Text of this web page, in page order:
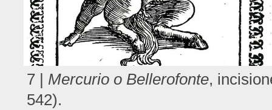
7 | Mercurio o Bellerofonte,
542).